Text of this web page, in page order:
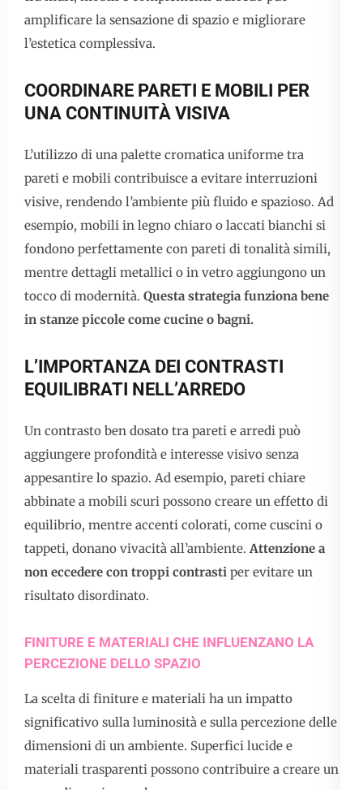
amplificare la sensazione di spazio e migliorare
l’estetica complessiva.
COORDINARE PARETI E MOBILI PER
UNA CONTINUITÀ VISIVA
L’utilizzo di una palette cromatica uniforme tra
pareti e mobili contribuisce a evitare interruzioni
visive, rendendo l’ambiente più fluido e spazioso. Ad
esempio, mobili in legno chiaro o laccati bianchi si
fondono perfettamente con pareti di tonalità simili,
mentre dettagli metallici o in vetro aggiungono un
tocco di modernità. Questa strategia funziona bene
in stanze piccole come cucine o bagni.
L’IMPORTANZA DEI CONTRASTI
EQUILIBRATI NELL’ARREDO
Un contrasto ben dosato tra pareti e arredi può
aggiungere profondità e interesse visivo senza
appesantire lo spazio. Ad esempio, pareti chiare
abbinate a mobili scuri possono creare un effetto di
equilibrio, mentre accenti colorati, come cuscini o
tappeti, donano vivacità all’ambiente.Attenzione a
non eccedere con troppi contrasti per evitare un
risultato disordinato.
FINITURE E MATERIALI CHE INFLUENZANO LA
PERCEZIONE DELLO SPAZIO
La scelta di finiture e materiali ha un impatto
significativo sulla luminosità e sulla percezione delle
dimensioni di un ambiente. Superfici lucide e
materiali trasparenti possono contribuire a creare un